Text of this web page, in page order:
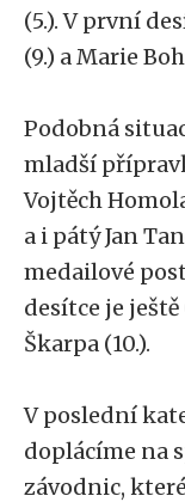
(5.). V první
(9.) a Marie
Podobná
mladší
Vojtěch
a i pátý Jan
medailové
desítce je ještě
Škarpa (10.).
V poslední
doplácíme na
závodnic,